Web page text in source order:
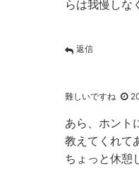
らは我慢しな
返信
難しいですね
あら、ホント
教えてくれて
ちょっと休憩